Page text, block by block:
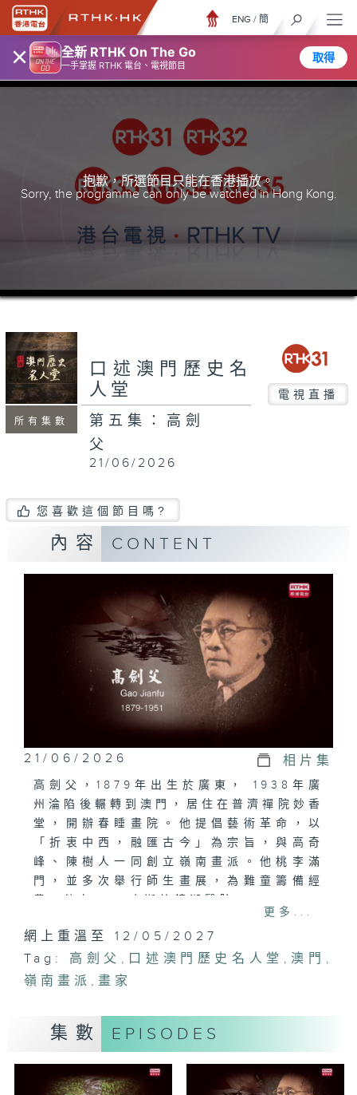
× 全新 RTHK On The Go
一手掌握 RTHK 電台、電視節目
取得
ENG / 簡
抱歉，所選節目只能在香港播放。
Sorry, the programme can only be watched in Hong Kong.
所有集數
口述澳門歷史名
人堂
電視直播
第五集：高劍
父
21/06/2026
您喜歡這個節目嗎?
內容 CONTENT
21/06/2026 相片集
高劍父，1879年出生於廣東， 1938年廣
州淪陷後輾轉到澳門，居住在普濟禪院妙香
堂，開辦春睡畫院。他提倡藝術革命，以
「折衷中西，融匯古今」為宗旨，與高奇
峰、陳樹人一同創立嶺南畫派。他桃李滿
門，並多次舉行師生畫展，為難童籌備經
更多...
網上重溫至 12/05/2027
Tag:
高劍父 , 口述澳門歷史名人堂 , 澳門 ,
嶺南畫派 ,畫家
集數 EPISODES